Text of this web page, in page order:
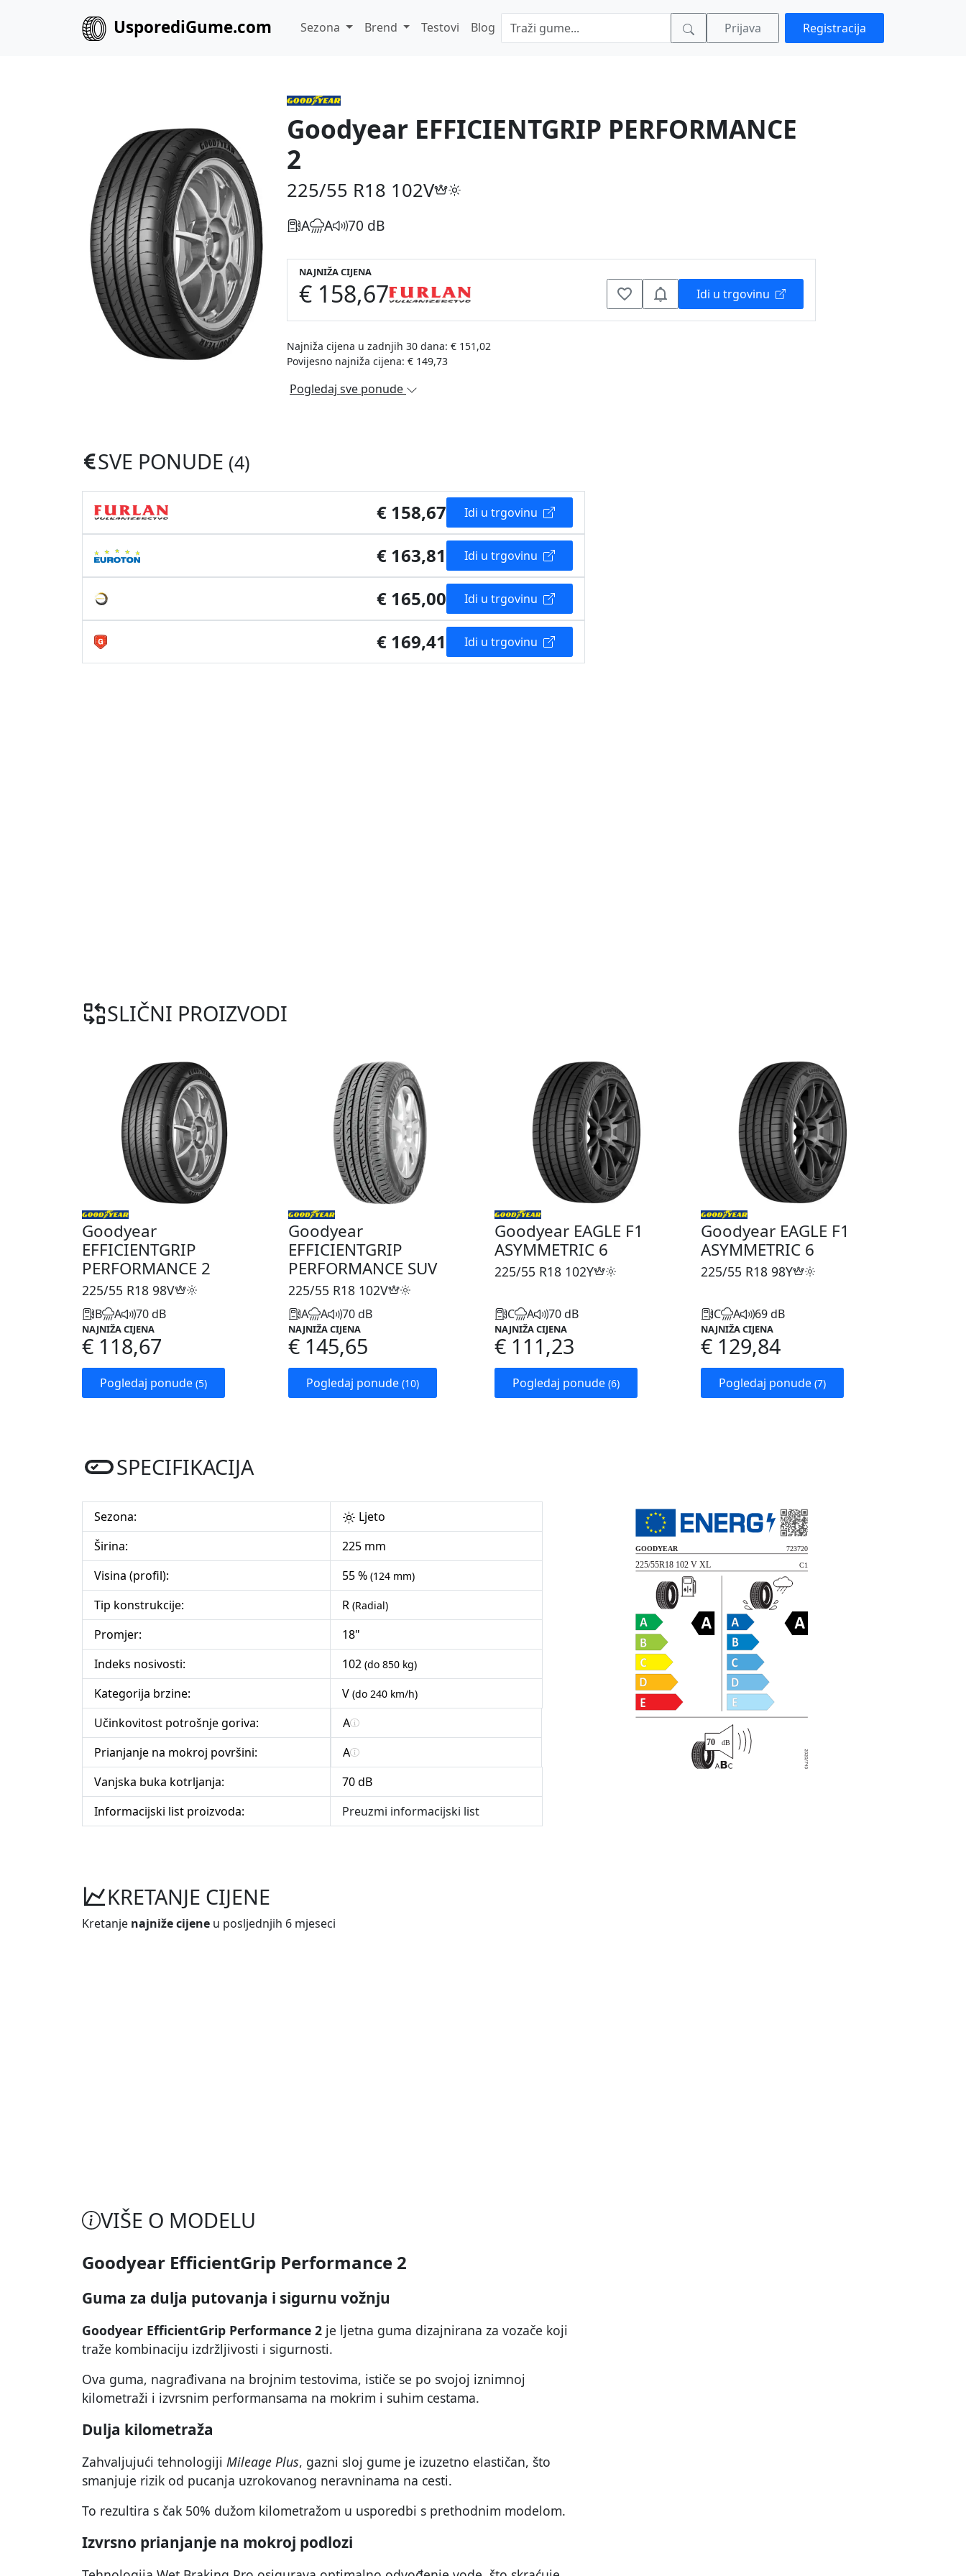
UsporediGume.com Sezona Brend Testovi Blog Prijava Registracija
Goodyear EFFICIENTGRIP PERFORMANCE
2
225/55 R18 102V
A A 70 dB
NAJNIŽA CIJENA
€ 158,67 Idi u trgovinu
Najniža cijena u zadnjih 30 dana: € 151,02
Povijesno najniža cijena: € 149,73
Pogledaj sve ponude
SVE PONUDE (4)
€ 158,67 Idi u trgovinu
€ 163,81 Idi u trgovinu
€ 165,00 Idi u trgovinu
€ 169,41 Idi u trgovinu
SLIČNI PROIZVODI
Goodyear
EFFICIENTGRIP
PERFORMANCE 2
225/55 R18 98V
B A 70 dB
NAJNIŽA CIJENA
€ 118,67
Pogledaj ponude (5)
Goodyear
EFFICIENTGRIP
PERFORMANCE SUV
225/55 R18 102V
A A 70 dB
NAJNIŽA CIJENA
€ 145,65
Pogledaj ponude (10)
Goodyear EAGLE F1
ASYMMETRIC 6
225/55 R18 102Y
C A 70 dB
NAJNIŽA CIJENA
€ 111,23
Pogledaj ponude (6)
Goodyear EAGLE F1
ASYMMETRIC 6
225/55 R18 98Y
C A 69 dB
NAJNIŽA CIJENA
€ 129,84
Pogledaj ponude (7)
SPECIFIKACIJA
Sezona:
Ljeto
Širina:
225 mm
Visina (profil):
55 % (124 mm)
Tip konstrukcije: R (Radial)
Promjer:
18"
Indeks nosivosti:
102 (do 850 kg)
Kategorija brzine: V (do 240 km/h)
Učinkovitost potrošnje goriva:
A
Prianjanje na mokroj površini:
A
Vanjska buka kotrljanja:
70 dB
Informacijski list proizvoda:
Preuzmi informacijski list
KRETANJE CIJENE
Kretanje najniže cijene u posljednjih 6 mjeseci
VIŠE O MODELU
Goodyear EfficientGrip Performance 2
Guma za dulja putovanja i sigurnu vožnju
Goodyear EfficientGrip Performance 2 je ljetna guma dizajnirana za vozače koji
traže kombinaciju izdržljivosti i sigurnosti.
Ova guma, nagrađivana na brojnim testovima, ističe se po svojoj iznimnoj
kilometraži i izvrsnim performansama na mokrim i suhim cestama.
Dulja kilometraža
Zahvaljujući tehnologiji Mileage Plus, gazni sloj gume je izuzetno elastičan, što
smanjuje rizik od pucanja uzrokovanog neravninama na cesti.
To rezultira s čak 50% dužom kilometražom u usporedbi s prethodnim modelom.
Izvrsno prianjanje na mokroj podlozi